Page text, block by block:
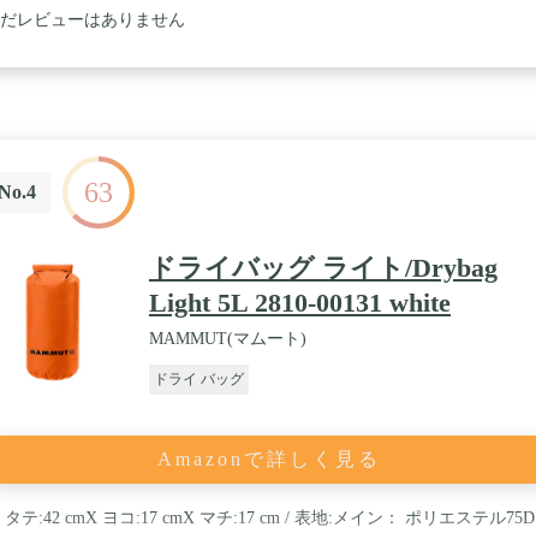
レビューはありません
63
ドライバッグ ライト/Drybag
Light 5L 2810-00131 white
MAMMUT(マムート)
ドライ バッグ
Amazonで詳しく見る
タテ:42 cmX ヨコ:17 cmX マチ:17 cm / 表地:メイン： ポリエステル75D